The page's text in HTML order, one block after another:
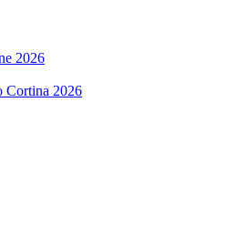
2026
Cortina 2026